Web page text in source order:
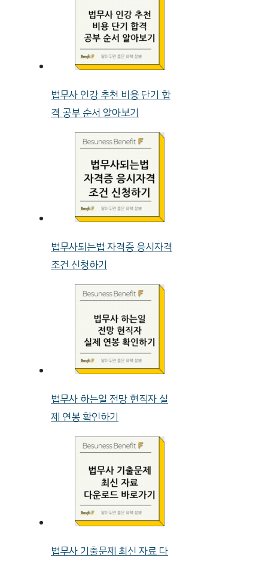
법무사 인강 추천 비용 단기 합
격 공부 순서 알아보기
법무사되는법 자격증 응시자격
조건 신청하기
법무사 하는일 전망 현직자 실
제 연봉 확인하기
법무사 기출문제 최신 자료 다